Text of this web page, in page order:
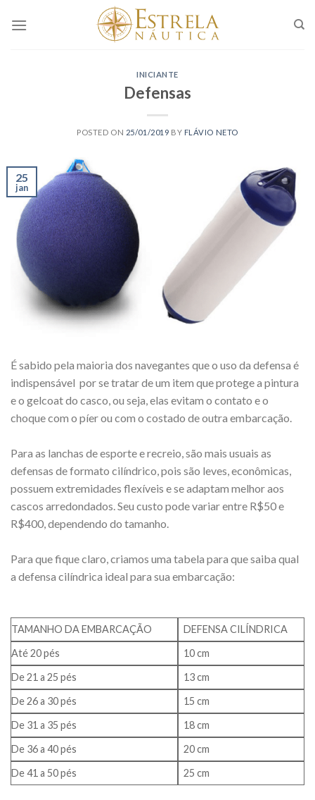
INICIANTE
Defensas
POSTED ON 25/01/2019 BY FLÁVIO NETO
25
jan
É sabido pela maioria dos navegantes que o uso da defensa é
indispensável por se tratar de um item que protege a pintura
e o gelcoat do casco, ou seja, elas evitam o contato e o
choque com o píer ou com o costado de outra embarcação.
Para as lanchas de esporte e recreio, são mais usuais as
defensas de formato cilíndrico, pois são leves, econômicas,
possuem extremidades flexíveis e se adaptam melhor aos
cascos arredondados. Seu custo pode variar entre R$50 e
R$400, dependendo do tamanho.
Para que fique claro, criamos uma tabela para que saiba qual
a defensa cilíndrica ideal para sua embarcação:
TAMANHO DA EMBARCAÇÃO
DEFENSA CILÍNDRICA
Até 20 pés
10 cm
De 21 a 25 pés
13 cm
De 26 a 30 pés
15 cm
De 31 a 35 pés
18 cm
De 36 a 40 pés
20 cm
De 41 a 50 pés
25 cm